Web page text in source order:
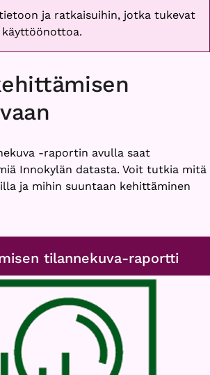
ja ratkaisuihin, jotka tukevat
-raportin avulla saat
Innokylän datasta. Voit tutkia mitä
ja mihin suuntaan kehittäminen
tilannekuva-raportti